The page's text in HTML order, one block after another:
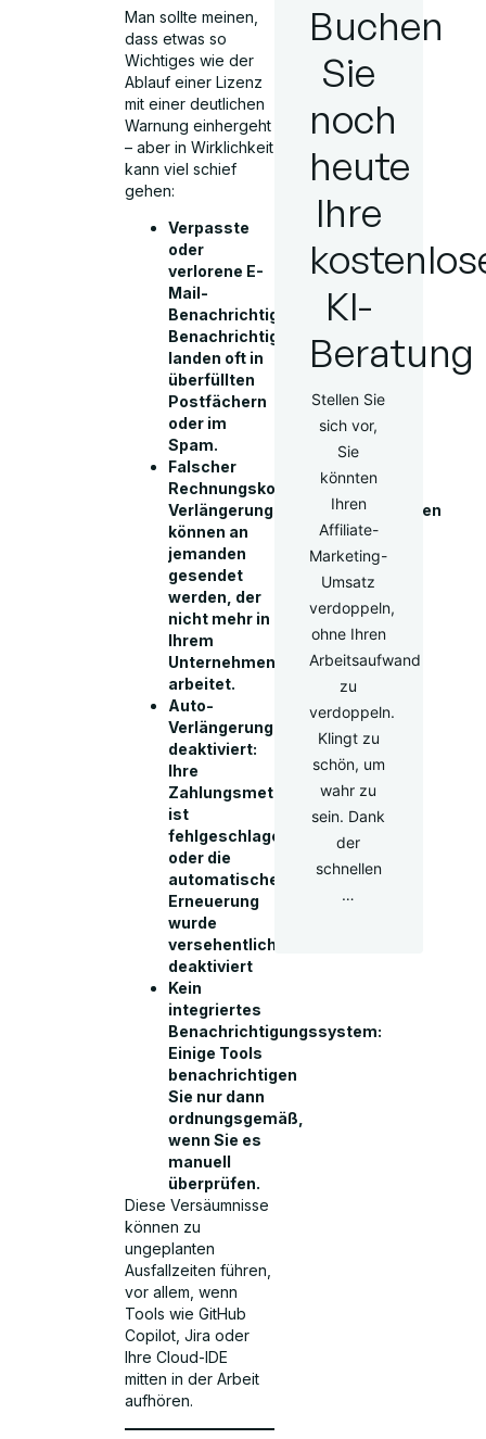
Man sollte meinen,
dass etwas so
Wichtiges wie der
Ablauf einer Lizenz
mit einer deutlichen
Warnung einhergeht
– aber in Wirklichkeit
kann viel schief
gehen:
Verpasste
oder
verlorene E-
Mail-
Benachrichtigungen:
Benachrichtigungen
landen oft in
überfüllten
Postfächern
oder im
Spam.
Falscher
Rechnungskontakt:
Verlängerungsbenachrichtigungen
können an
jemanden
gesendet
werden, der
nicht mehr in
Ihrem
Unternehmen
arbeitet.
Auto-
Verlängerung
deaktiviert:
Ihre
Zahlungsmethode
ist
fehlgeschlagen
oder die
automatische
Erneuerung
wurde
versehentlich
deaktiviert
Kein
integriertes
Benachrichtigungssystem:
Einige Tools
benachrichtigen
Sie nur dann
ordnungsgemäß,
wenn Sie es
manuell
überprüfen.
Diese Versäumnisse
können zu
ungeplanten
Ausfallzeiten führen,
vor allem, wenn
Tools wie GitHub
Copilot, Jira oder
Ihre Cloud-IDE
mitten in der Arbeit
aufhören.
Buchen
Sie
noch
heute
Ihre
KI-
Beratung
Stellen Sie
sich vor,
Sie
könnten
Ihren
Affiliate-
Marketing-
Umsatz
verdoppeln,
ohne Ihren
Arbeitsaufwand
zu
verdoppeln.
Klingt zu
schön, um
wahr zu
sein. Dank
der
schnellen
…